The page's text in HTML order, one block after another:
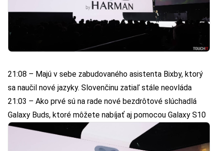
21:08 – Majú v sebe zabudovaného asistenta Bixby, ktorý
sa naučil nové jazyky. Slovenčinu zatiaľ stále neovláda
21:03 – Ako prvé sú na rade nové bezdrôtové slúchadlá
Galaxy Buds, ktoré môžete nabíjať aj pomocou Galaxy S10